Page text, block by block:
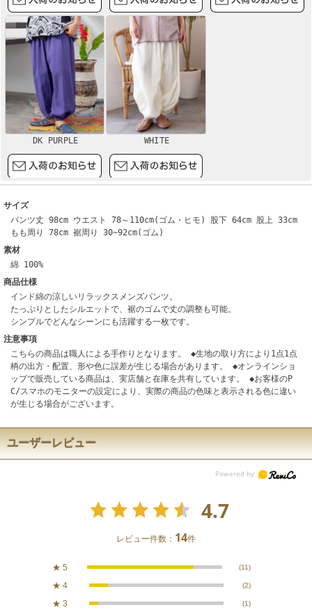
DK PURPLE WHITE
サイズ
パンツ丈 98cm ウエスト 78～110cm(ゴム・ヒモ) 股下 64cm 股上 33cm
もも周り 78cm 裾周り 30~92cm(ゴム)
素材
綿 100%
商品仕様
インド綿の涼しいリラックスメンズパンツ。
たっぷりとしたシルエットで、裾のゴムで丈の調整も可能。
シンプルでどんなシーンにも活躍する一枚です。
注意事項
こちらの商品は職人による手作りとなります。 ◆生地の取り方により1点1点
柄の出方・配置、形や色に誤差が生じる場合があります。 ◆オンラインショ
ップで販売している商品は、実店舗と在庫を共有しています。 ◆お客様のP
C/スマホのモニターの設定により、実際の商品の色味と表示される色に違い
が生じる場合がございます。
ユーザーレビュー
4.7
レビュー件数： 14件
★ 5 (11)
★ 4 (2)
★ 3 (1)